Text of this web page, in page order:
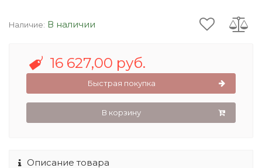
Наличие: В наличии
16 627,00 руб.
Быстрая покупка
В корзину
Описание товара